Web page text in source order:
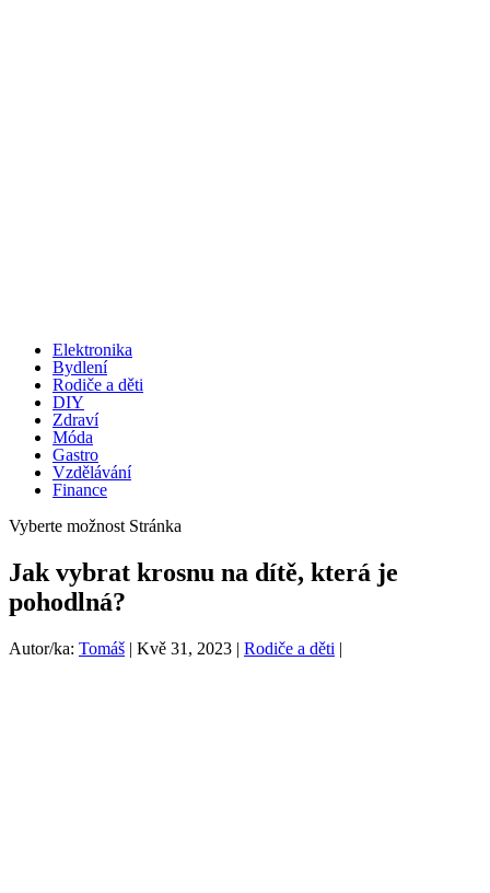
Elektronika
Bydlení
Rodiče a děti
DIY
Zdraví
Móda
Gastro
Vzdělávání
Finance
Vyberte možnost Stránka
Jak vybrat krosnu na dítě, která je
pohodlná?
Autor/ka: Tomáš | Kvě 31, 2023 | Rodiče a děti |